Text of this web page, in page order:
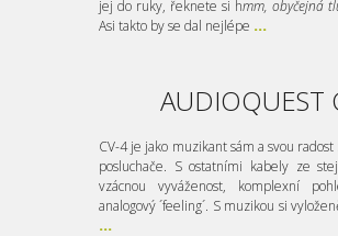
jej do ruky, řeknete si hmm, obyčejná
Asi takto by se dal nejlépe ...
AUDIOQUEST
CV-4 je jako muzikant sám a svou
posluchače. S ostatními kabely ze
vzácnou vyváženost, komplexní
analogový ´feeling´. S muzikou si
...